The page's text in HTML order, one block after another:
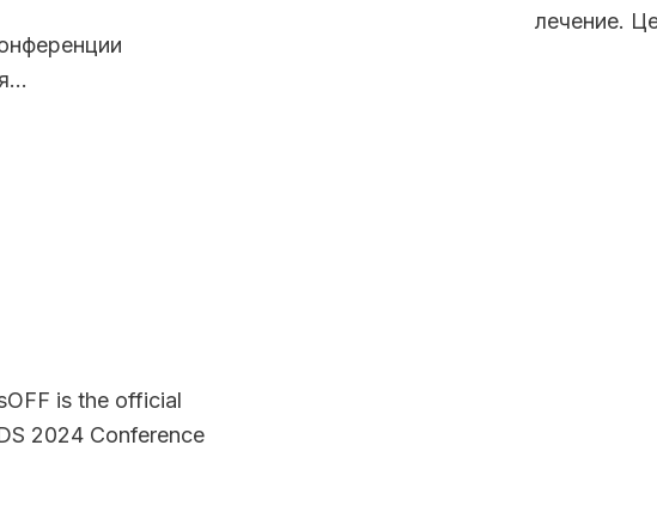
лечение.
is the official
2024 Conference